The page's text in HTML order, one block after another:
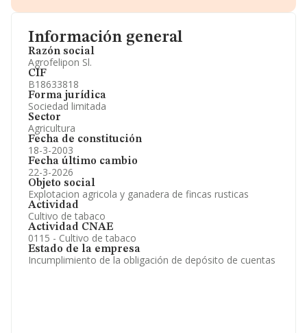
Información general
Razón social
Agrofelipon Sl.
CIF
B18633818
Forma jurídica
Sociedad limitada
Sector
Agricultura
Fecha de constitución
18-3-2003
Fecha último cambio
22-3-2026
Objeto social
Explotacion agricola y ganadera de fincas rusticas
Actividad
Cultivo de tabaco
Actividad CNAE
0115 - Cultivo de tabaco
Estado de la empresa
Incumplimiento de la obligación de depósito de cuentas
Información oficial y registral complementaria.